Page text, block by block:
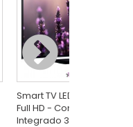
Smart TV LED 40"
Full HD - Conversor
Integrado 3 HDMI 2 USB...